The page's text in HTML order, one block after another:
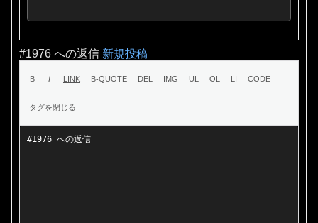
#1976 への返信 新規投稿